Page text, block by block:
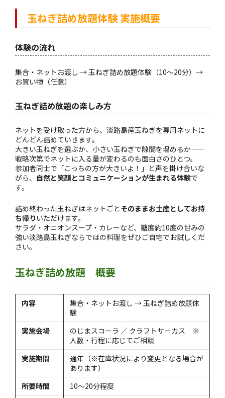
玉ねぎ詰め放題体験 実施概要
体験の流れ
集合・ネットお渡し → 玉ねぎ詰め放題体験（10〜20分）→
お買い物（任意）
玉ねぎ詰め放題の楽しみ方
ネットを受け取った方から、淡路島産玉ねぎを専用ネットに
どんどん詰めていきます。
大きい玉ねぎを選ぶか、小さい玉ねぎで隙間を埋めるか——
戦略次第でネットに入る量が変わるのも面白さのひとつ。
参加者同士で「こっちの方が大きいよ！」と声を掛け合いな
がら、 自然と笑顔とコミュニケーションが生まれる体験で
す。
詰め終わった玉ねぎはネットごとそのままお土産としてお持
ち帰りいただけます。
サラダ・オニオンスープ・カレーなど、糖度約10度の甘みの
強い淡路島玉ねぎならではの料理をぜひご自宅でお試しくだ
さい。
玉ねぎ詰め放題 概要
内容
集合・ネットお渡し → 玉ねぎ詰め放題体
験
実施会場
のじまスコーラ ／ クラフトサーカス ※
人数・行程に応じてご相談
実施期間
通年（※在庫状況により変更となる場合が
あります）
所要時間
10〜20分程度